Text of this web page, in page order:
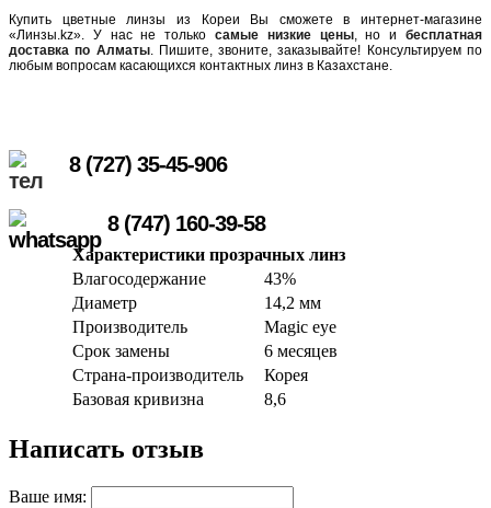
Купить цветные линзы из Кореи Вы сможете в интернет-магазине
«Линзы.kz». У нас не только самые низкие цены, но ибесплатная
доставка по Алматы. Пишите, звоните, заказывайте! Консультируем по
любым вопросам касающихся контактных линз в Казахстане.
8 (727) 35-45-906
8 (747) 160-39-58
Характеристики прозрачных линз
Влагосодержание
43%
Диаметр
14,2 мм
Производитель
Magic eye
Срок замены
6 месяцев
Страна-производитель
Корея
Базовая кривизна
8,6
Написать отзыв
Ваше имя: